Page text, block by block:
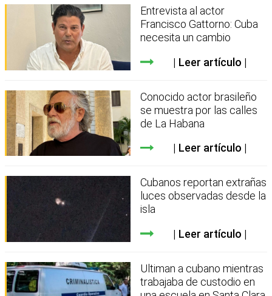
Entrevista al actor
Francisco Gattorno: Cuba
necesita un cambio
Leer artículo
Conocido actor brasileño
se muestra por las calles
de La Habana
Leer artículo
Cubanos reportan extrañas
luces observadas desde la
isla
Leer artículo
Ultiman a cubano mientras
trabajaba de custodio en